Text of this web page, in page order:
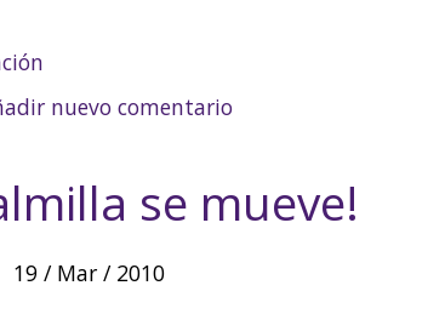
de formación: "O.M.C. Y Multinacionales"
nuevo comentario
se mueve!
19 / Mar / 2010